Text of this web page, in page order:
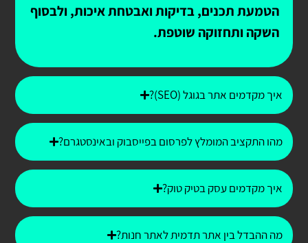
הטמעת תכנים, בדיקות ואבטחת איכות, ולבסוף
השקה ותחזוקה שוטפת.
איך מקדמים אתר בגוגל (SEO)?
מהו התקציב המומלץ לפרסום בפייסבוק ובאינסטגרם?
איך מקדמים עסק בטיק טוק?
מה ההבדל בין אתר תדמית לאתר חנות?